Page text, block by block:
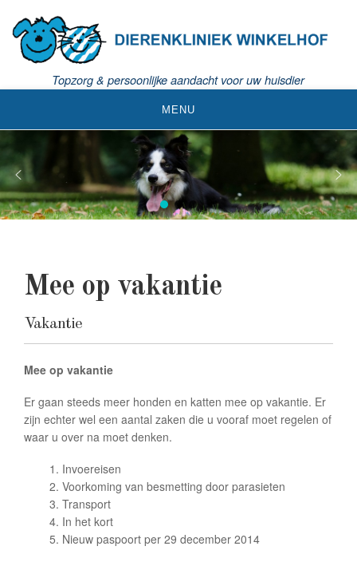
o
n
t
e
n
t
Topzorg & persoonlijke aandacht voor uw huisdier
MENU
Mee op vakantie
Vakantie
Mee op vakantie
Er gaan steeds meer honden en katten mee op vakantie. Er
zijn echter wel een aantal zaken die u vooraf moet regelen of
waar u over na moet denken.
Invoereisen
Voorkoming van besmetting door parasieten
Transport
In het kort
Nieuw paspoort per 29 december 2014